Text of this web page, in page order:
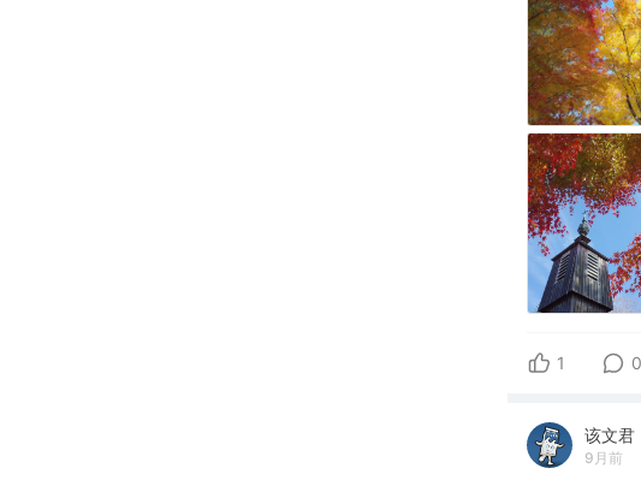
1 0
该文君
9月前